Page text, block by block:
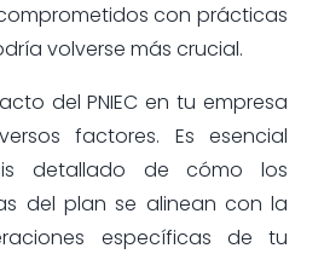
con prácticas
volverse más crucial.
del PNIEC en tu empresa
factores. Es esencial
detallado de cómo los
del plan se alinean con la
específicas de tu